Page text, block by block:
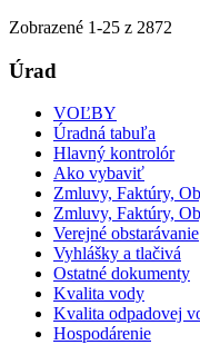
Zobrazené 1-25 z 2872
Úrad
VOĽBY
Úradná tabuľa
Hlavný kontrolór
Ako vybaviť
Zmluvy, Faktúry,
Zmluvy, Faktúry,
Verejné obstarávanie
Vyhlášky a tlačivá
Ostatné dokumenty
Kvalita vody
Kvalita odpadovej
Hospodárenie